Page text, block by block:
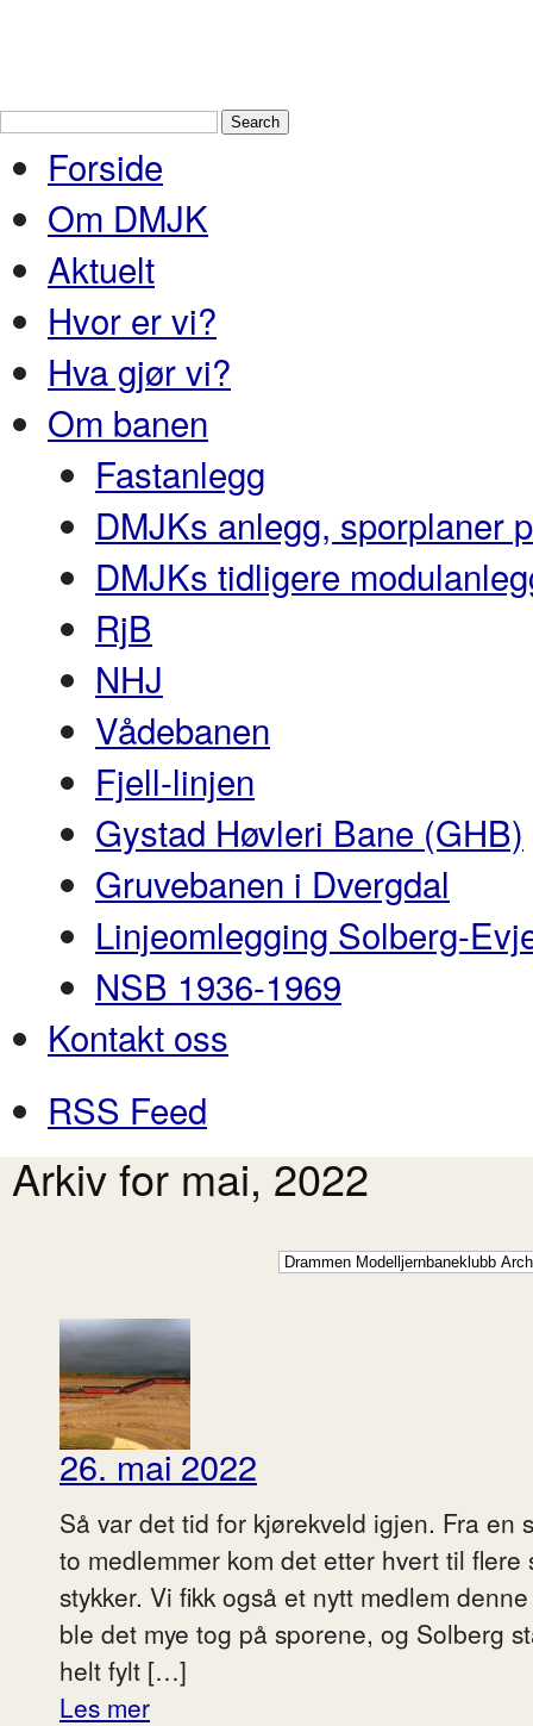
Forside
Om DMJK
Aktuelt
Hvor er vi?
Hva gjør vi?
Om banen
Fastanlegg
DMJKs anlegg, sporplaner
DMJKs tidligere
RjB
NHJ
Vådebanen
Fjell-linjen
Gystad Høvleri Bane (GHB)
Gruvebanen i Dvergdal
Linjeomlegging Solberg-
NSB 1936-1969
Kontakt oss
RSS Feed
Arkiv for mai, 2022
26. mai 2022
Så var det tid for kjørekveld igjen. Fra en
to medlemmer kom det etter hvert til
stykker. Vi fikk også et nytt medlem
ble det mye tog på sporene, og Solberg
helt fylt […]
Les mer